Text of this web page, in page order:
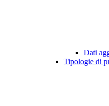
Dati
Tipologie di